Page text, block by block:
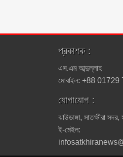
প্রকাশক :
এস.এম আব্দুল্লাহ
মোবাইল: +88
যোগাযোগ :
ঝাউডাঙ্গা, সাতক্ষীরা সদর,
ই-মেইল: